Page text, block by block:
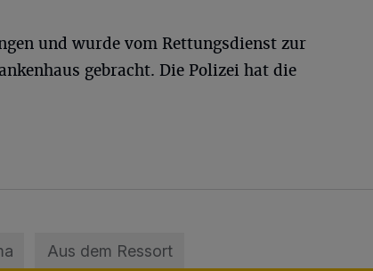
und wurde vom Rettungsdienst zur
gebracht. Die Polizei hat die
Aus dem Ressort